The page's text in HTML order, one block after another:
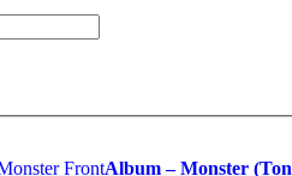
Album – Monster